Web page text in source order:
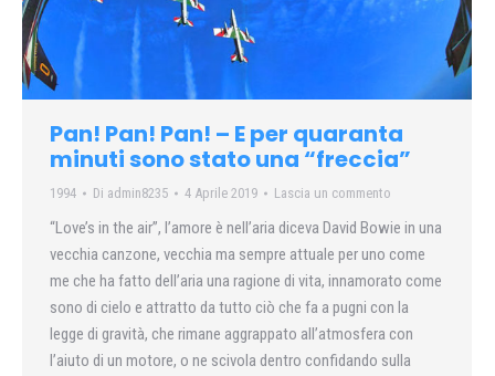
Pan! Pan! Pan! – E per quaranta
minuti sono stato una “freccia”
1994 Di admin8235 4 Aprile 2019 Lascia un commento
“Love’s in the air”, l’amore è nell’aria diceva David Bowie in una
vecchia canzone, vecchia ma sempre attuale per uno come
me che ha fatto dell’aria una ragione di vita, innamorato come
sono di cielo e attratto da tutto ciò che fa a pugni con la
legge di gravità, che rimane aggrappato all’atmosfera con
l’aiuto di un motore, o ne scivola dentro confidando sulla